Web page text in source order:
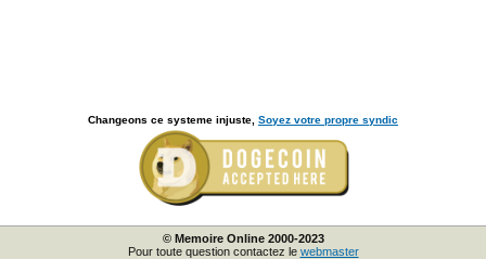
Changeons ce systeme injuste, Soyez votre propre syndic
© Memoire Online 2000-2023
Pour toute question contactez le webmaster